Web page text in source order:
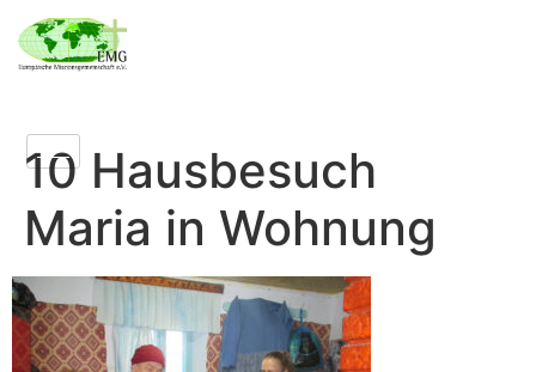
10 Hausbesuch
Maria in Wohnung